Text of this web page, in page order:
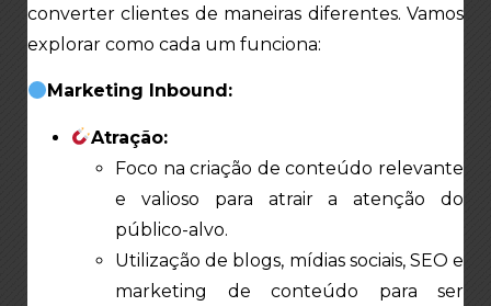
converter clientes de maneiras diferentes. Vamos
explorar como cada um funciona:
Marketing Inbound:
Atração:
Foco na criação de conteúdo relevante
e valioso para atrair a atenção do
público-alvo.
Utilização de blogs, mídias sociais, SEO e
marketing de conteúdo para ser